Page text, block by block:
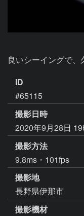
良いシーイングで、
ID
#65115
撮影日時
2020年9月28日
撮影方法
9.8ms・101fps
撮影地
長野県伊那市
撮影機材